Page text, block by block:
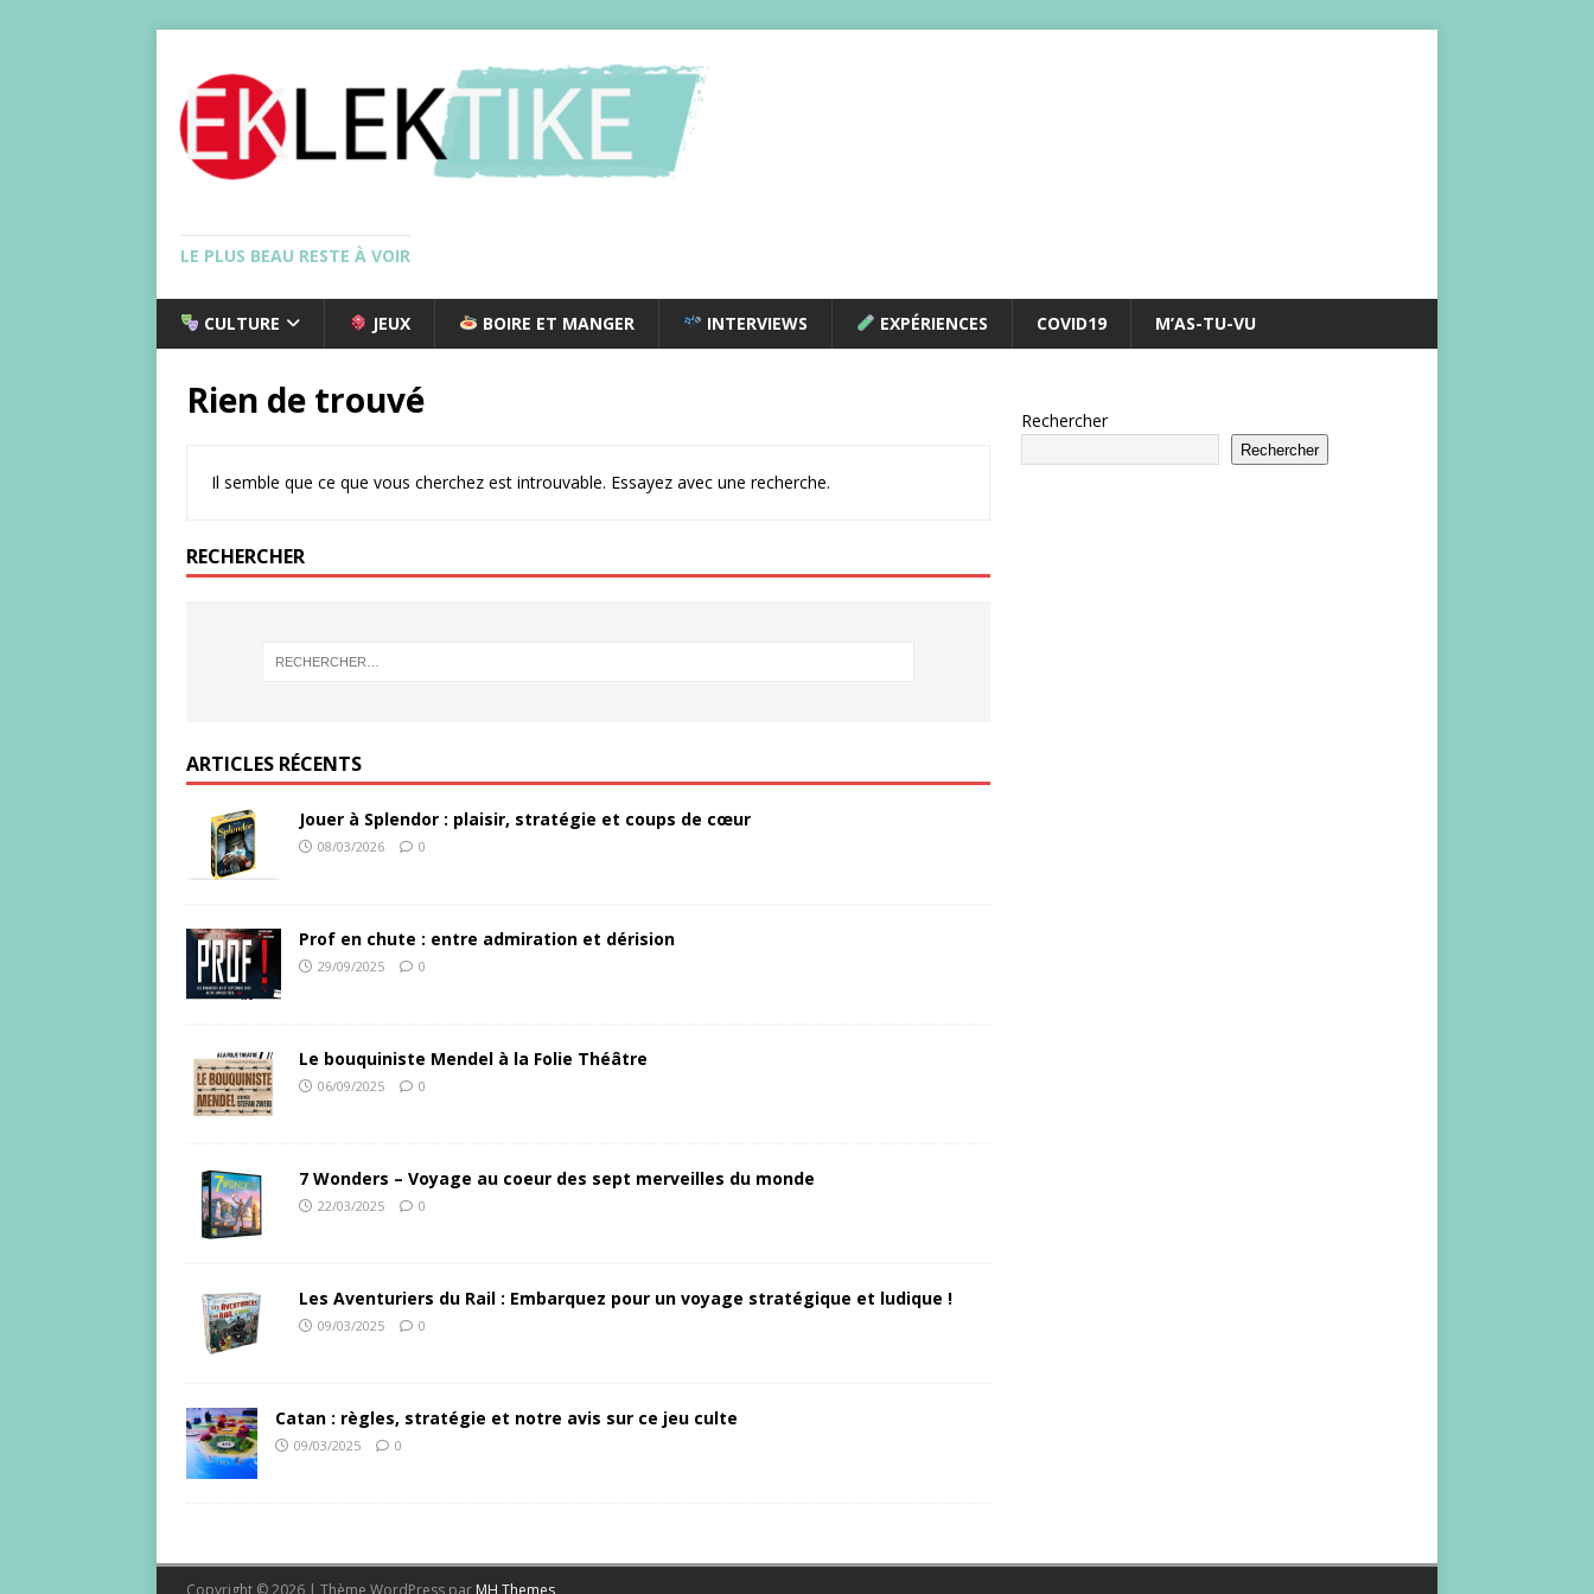
LE PLUS BEAU RESTE À VOIR
CULTURE JEUX BOIRE ET MANGER INTERVIEWS EXPÉRIENCES COVID19 M’AS-TU-VU
Rien de trouvé
Il semble que ce que vous cherchez est introuvable. Essayez avec une recherche.
RECHERCHER
ARTICLES RÉCENTS
Jouer à Splendor : plaisir, stratégie et coups de cœur
08/03/2026 0
Prof en chute : entre admiration et dérision
29/09/2025 0
Le bouquiniste Mendel à la Folie Théâtre
06/09/2025 0
7 Wonders – Voyage au coeur des sept merveilles du monde
22/03/2025 0
Les Aventuriers du Rail : Embarquez pour un voyage stratégique et ludique !
09/03/2025 0
Catan : règles, stratégie et notre avis sur ce jeu culte
09/03/2025 0
Rechercher
Rechercher
Copyright © 2026 | Thème WordPress par MH Themes